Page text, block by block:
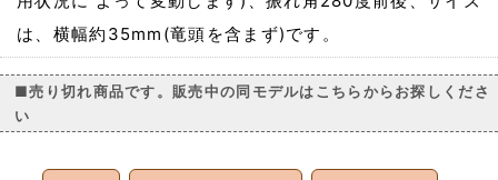
は、横幅約35mm(竜頭を含まず)です。
■売り切れ商品です。販売中の同モデルはこちらからお探しくださ
い